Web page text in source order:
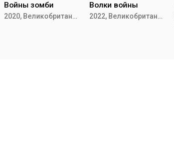
Войны зомби
2020, Великобритания
Волки войны
2022, Великобритания